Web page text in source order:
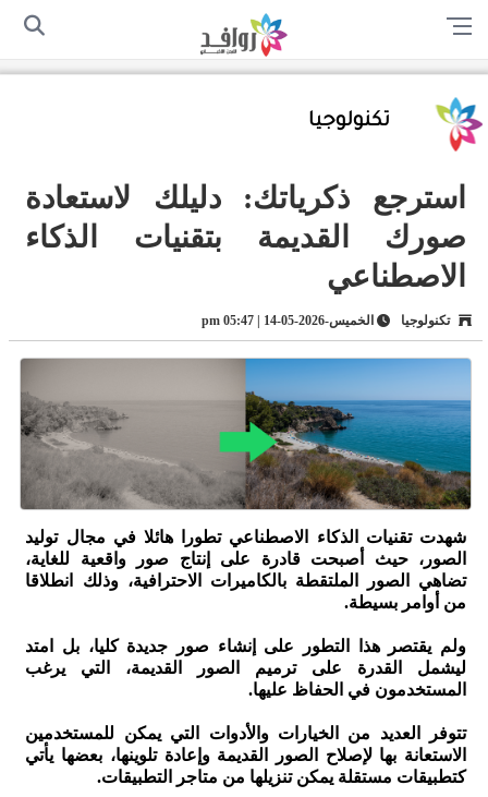
الرئيسية سياسة الخصوصية
تكنولوجيا
استرجع ذكرياتك: دليلك لاستعادة
صورك القديمة بتقنيات الذكاء
الاصطناعي
تكنولوجيا الخميس-2026-05-14 | 05:47 pm
شهدت تقنيات الذكاء الاصطناعي تطورا هائلا في مجال توليد
الصور، حيث أصبحت قادرة على إنتاج صور واقعية للغاية،
تضاهي الصور الملتقطة بالكاميرات الاحترافية، وذلك انطلاقا
من أوامر بسيطة.
ولم يقتصر هذا التطور على إنشاء صور جديدة كليا، بل امتد
ليشمل القدرة على ترميم الصور القديمة، التي يرغب
المستخدمون في الحفاظ عليها.
تتوفر العديد من الخيارات والأدوات التي يمكن للمستخدمين
الاستعانة بها لإصلاح الصور القديمة وإعادة تلوينها، بعضها يأتي
كتطبيقات مستقلة يمكن تنزيلها من متاجر التطبيقات.